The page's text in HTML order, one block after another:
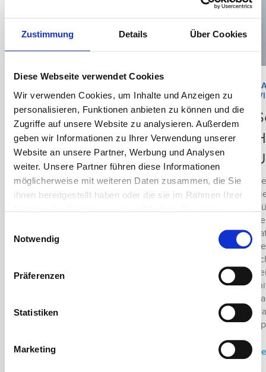
Zustimmung Details Über Cookies
Diese Webseite verwendet Cookies
Wir verwenden Cookies, um Inhalte und Anzeigen zu
personalisieren, Funktionen anbieten zu können und die
Zugriffe auf unsere Website zu analysieren. Außerdem
geben wir Informationen zu Ihrer Verwendung unserer
Website an unsere Partner, Werbung und Analysen
weiter. Unsere Partner führen diese Informationen
möglicherweise mit weiteren Daten zusammen, die Sie
ihnen bereitgestellt haben oder die sie im Rahmen Ihrer
Webseite weiterhin nutzen.
Notwendig
Präferenzen
Statistiken
Marketing
SCHULTER
27. Juli 2026
Stoßwellentherapie – oft
eine Alternative zur OP
Längst hat die fokussierte
Stoßwellentherapie ihren festen Platz in der
Orthopädie – obwohl sie ursprünglich zur
schonenden Zertrümmerung von Harn- und
besonders bewährt hat, erklärt Dr. Felix Söller.
Stoßwellentherapie kommen stark
Beitrag lesen